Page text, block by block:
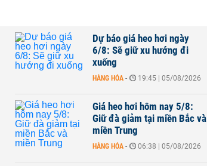
Dự báo giá heo hơi ngày
6/8: Sẽ giữ xu hướng đi
xuống
HÀNG HÓA - 19:45 | 05/08/2026
Giá heo hơi hôm nay 5/8:
Giữ đà giảm tại miền Bắc và
miền Trung
HÀNG HÓA - 06:38 | 05/08/2026